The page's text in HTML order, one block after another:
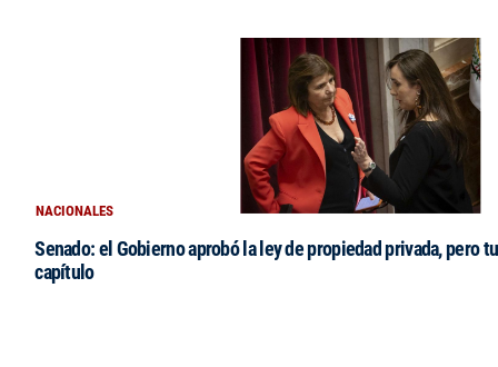
NACIONALES
Senado: el Gobierno aprobó la ley de propiedad privada, pero
capítulo